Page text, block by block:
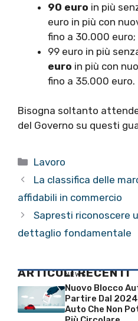
90 euro in più
euro in più con
fino a 30.000 euro;
99 euro in più
euro in più con
fino a 35.000 euro.
Bisogna soltanto
del Governo su questi
Categorie
Lavoro
La classifica delle
affidabili in commercio
Sapresti riconoscere
dettaglio fondamentale
ARTICOLI RECENTI
NEWS
Nuovo Blocco
Partire Dal
Auto Che Non